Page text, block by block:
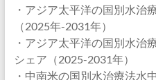
・アジア太平洋の国別水治
（2025年-2031年）
・アジア太平洋の国別水治
シェア（2025-2031年）
・中南米の国別水治療法水